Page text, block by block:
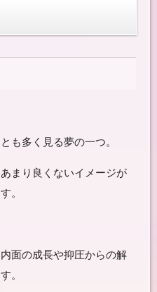
も多く見る夢の一つ。
まり良くないイメージが
。
面の成長や抑圧からの解
。